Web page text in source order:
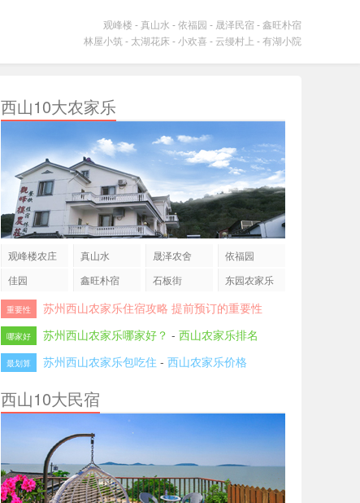
观峰楼 - 真山水 -依福园 - 晟泽民宿-鑫旺朴宿
林屋小筑 - 太湖花床-小欢喜- 云缦村上 -有湖小院
西山10大农家乐
观峰楼农庄 真山水 晟泽农舍
依福园
佳园
鑫旺朴宿 石板街 东园农家乐
重要性 苏州西山农家乐住宿攻略 提前预订的重要性
哪家好 苏州西山农家乐哪家好？ - 西山农家乐排名
最划算 苏州西山农家乐包吃住 - 西山农家乐价格
西山10大民宿